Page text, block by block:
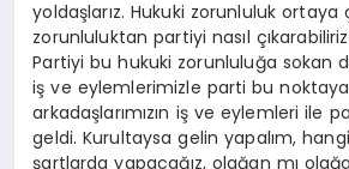
yoldaşlarız. Hukuki zorunluluk ortaya
zorunluluktan partiyi nasıl
Partiyi bu hukuki zorunluluğa sokan
iş ve eylemlerimizle parti bu
arkadaşlarımızın iş ve eylemleri ile
geldi. Kurultaysa gelin yapalım,
şartlarda yapacağız, olağan mı